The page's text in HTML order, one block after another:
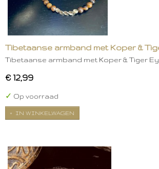
Tibetaanse armband met Koper &
Tibetaanse armband met Koper & Tiger
€ 12,99
✓ Op voorraad
IN WINKELWAGEN